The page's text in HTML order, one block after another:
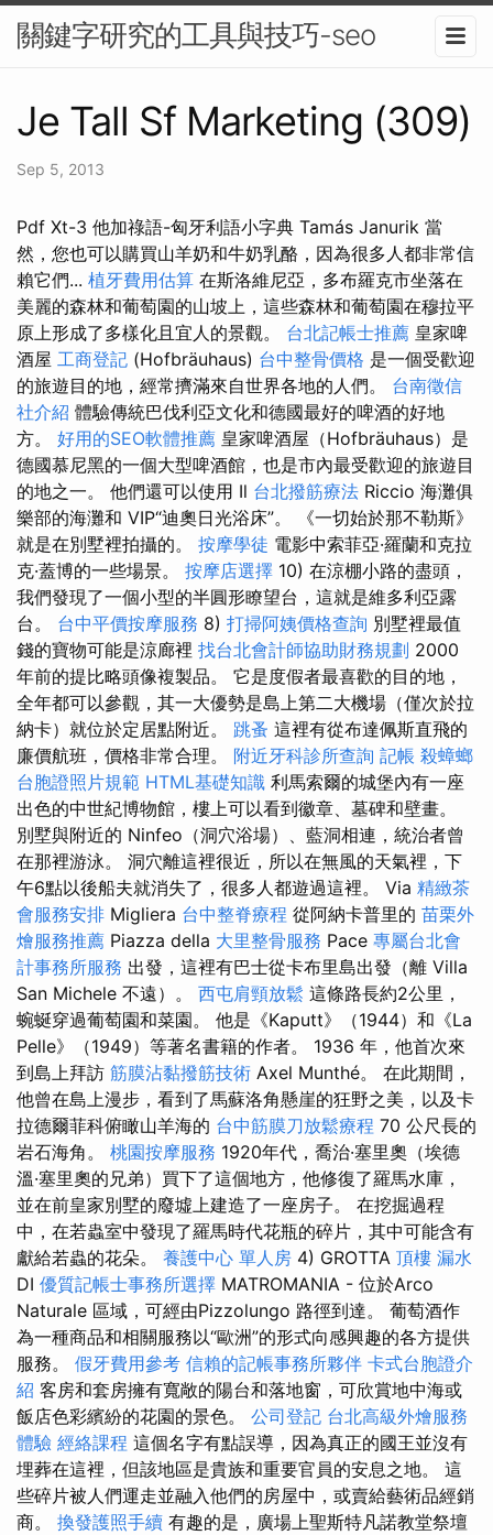
關鍵字研究的工具與技巧-seo
Je Tall Sf Marketing (309)
Sep 5, 2013
Pdf Xt-3 他加祿語-匈牙利語小字典 Tamás Janurik 當
然，您也可以購買山羊奶和牛奶乳酪，因為很多人都非常信
賴它們... 植牙費用估算 在斯洛維尼亞，多布羅克市坐落在
美麗的森林和葡萄園的山坡上，這些森林和葡萄園在穆拉平
原上形成了多樣化且宜人的景觀。 台北記帳士推薦 皇家啤
酒屋 工商登記 (Hofbräuhaus) 台中整骨價格 是一個受歡迎
的旅遊目的地，經常擠滿來自世界各地的人們。 台南徵信
社介紹 體驗傳統巴伐利亞文化和德國最好的啤酒的好地
方。 好用的SEO軟體推薦 皇家啤酒屋（Hofbräuhaus）是
德國慕尼黑的一個大型啤酒館，也是市內最受歡迎的旅遊目
的地之一。 他們還可以使用 Il 台北撥筋療法 Riccio 海灘俱
樂部的海灘和 VIP“迪奧日光浴床”。 《一切始於那不勒斯》
就是在別墅裡拍攝的。 按摩學徒 電影中索菲亞·羅蘭和克拉
克·蓋博的一些場景。 按摩店選擇 10) 在涼棚小路的盡頭，
我們發現了一個小型的半圓形瞭望台，這就是維多利亞露
台。 台中平價按摩服務 8) 打掃阿姨價格查詢 別墅裡最值
錢的寶物可能是涼廊裡 找台北會計師協助財務規劃 2000
年前的提比略頭像複製品。 它是度假者最喜歡的目的地，
全年都可以參觀，其一大優勢是島上第二大機場（僅次於拉
納卡）就位於定居點附近。 跳蚤 這裡有從布達佩斯直飛的
廉價航班，價格非常合理。 附近牙科診所查詢 記帳 殺蟑螂
台胞證照片規範 HTML基礎知識 利馬索爾的城堡內有一座
出色的中世紀博物館，樓上可以看到徽章、墓碑和壁畫。
別墅與附近的 Ninfeo（洞穴浴場）、藍洞相連，統治者曾
在那裡游泳。 洞穴離這裡很近，所以在無風的天氣裡，下
午6點以後船夫就消失了，很多人都遊過這裡。 Via 精緻茶
會服務安排 Migliera 台中整脊療程 從阿納卡普里的 苗栗外
燴服務推薦 Piazza della 大里整骨服務 Pace 專屬台北會
計事務所服務 出發，這裡有巴士從卡布里島出發（離 Villa
San Michele 不遠）。 西屯肩頸放鬆 這條路長約2公里，
蜿蜒穿過葡萄園和菜園。 他是《Kaputt》（1944）和《La
Pelle》（1949）等著名書籍的作者。 1936 年，他首次來
到島上拜訪 筋膜沾黏撥筋技術 Axel Munthé。 在此期間，
他曾在島上漫步，看到了馬蘇洛角懸崖的狂野之美，以及卡
拉德爾菲科俯瞰山羊海的 台中筋膜刀放鬆療程 70 公尺長的
岩石海角。 桃園按摩服務 1920年代，喬治·塞里奧（埃德
溫·塞里奧的兄弟）買下了這個地方，他修復了羅馬水庫，
並在前皇家別墅的廢墟上建造了一座房子。 在挖掘過程
中，在若蟲室中發現了羅馬時代花瓶的碎片，其中可能含有
獻給若蟲的花朵。 養護中心 單人房 4) GROTTA 頂樓 漏水
DI 優質記帳士事務所選擇 MATROMANIA - 位於Arco
Naturale 區域，可經由Pizzolungo 路徑到達。 葡萄酒作
為一種商品和相關服務以“歐洲”的形式向感興趣的各方提供
服務。 假牙費用參考 信賴的記帳事務所夥伴 卡式台胞證介
紹 客房和套房擁有寬敞的陽台和落地窗，可欣賞地中海或
飯店色彩繽紛的花園的景色。 公司登記 台北高級外燴服務
體驗 經絡課程 這個名字有點誤導，因為真正的國王並沒有
埋葬在這裡，但該地區是貴族和重要官員的安息之地。 這
些碎片被人們運走並融入他們的房屋中，或賣給藝術品經銷
商。 換發護照手續 有趣的是，廣場上聖斯特凡諾教堂祭壇